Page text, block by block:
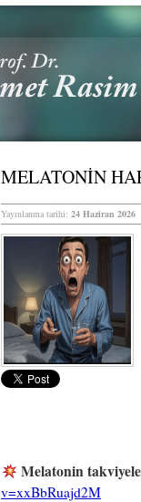
MELATONİN
Yayınlanma tarihi: 24 Haziran 2026
Melatonin
v=xxBbRuajd2M